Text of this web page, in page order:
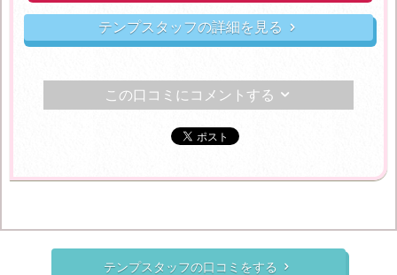
テンプスタッフの詳細を見る 
この口コミにコメントする 
テンプスタッフの口コミをする 